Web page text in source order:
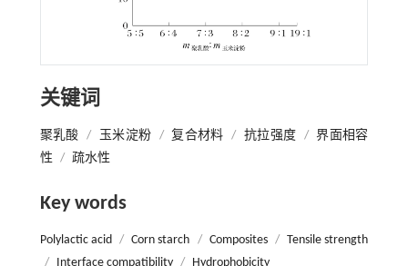
关键词
聚乳酸 / 玉米淀粉 / 复合材料 / 抗拉强度 / 界面相容
性 / 疏水性
Key words
Polylactic acid / Corn starch / Composites / Tensile strength
/
Interface compatibility / Hydrophobicity